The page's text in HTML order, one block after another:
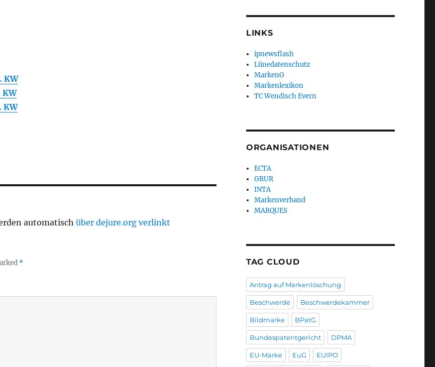
KW
KW
KW
automatischüber dejure.org verlinkt
*
LINKS
ipnewsflash
Lünedatenschutz
MarkenG
Markenlexikon
TC Wendisch Evern
ORGANISATIONEN
ECTA
GRUR
INTA
Markenverband
MARQUES
TAG CLOUD
Antrag auf Markenlöschung
Beschwerde Beschwerdekammer
Bildmarke BPatG
Bundespatentgericht DPMA
EU-Marke EuG EUIPO